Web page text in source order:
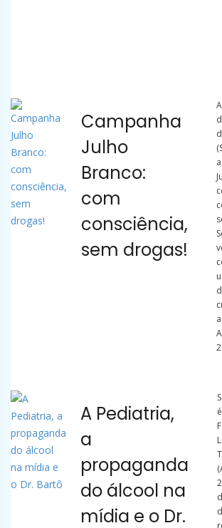
Campanha
Julho
Branco:
com
consciência,
sem drogas!
A Pediatria,
a
propaganda
do álcool na
mídia e o Dr.